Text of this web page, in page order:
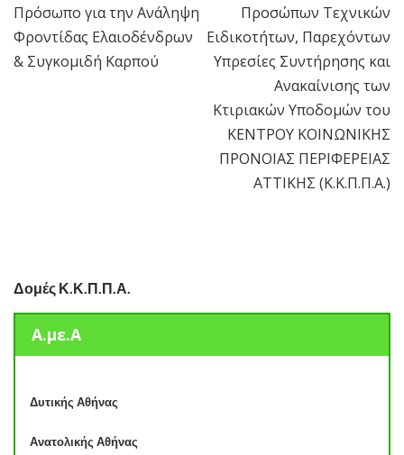
Πρόσωπο για την Ανάληψη
Φροντίδας Ελαιοδένδρων
& Συγκομιδή Καρπού
Προσώπων Τεχνικών
Ειδικοτήτων, Παρεχόντων
Υπρεσίες Συντήρησης και
Ανακαίνισης των
Κτιριακών Υποδομών του
ΚΕΝΤΡΟΥ ΚΟΙΝΩΝΙΚΗΣ
ΠΡΟΝΟΙΑΣ ΠΕΡΙΦΕΡΕΙΑΣ
ΑΤΤΙΚΗΣ (Κ.Κ.Π.Π.Α.)
Δομές Κ.Κ.Π.Π.Α.
Α.με.Α
Δυτικής Αθήνας
Ανατολικής Αθήνας